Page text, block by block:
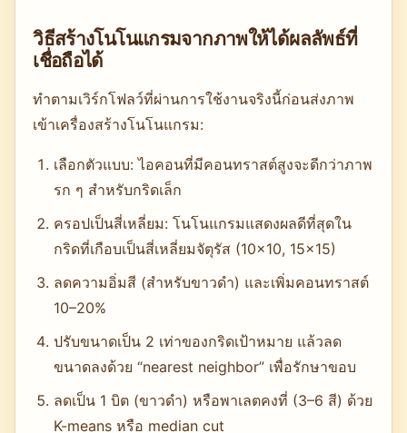
วิธีสร้างโนโนแกรมจากภาพให้ได้ผลลัพธ์ที่
เชื่อถือได้
ทำตามเวิร์กโฟลว์ที่ผ่านการใช้งานจริงนี้ก่อนส่งภาพ
เข้าเครื่องสร้างโนโนแกรม:
เลือกตัวแบบ: ไอคอนที่มีคอนทราสต์สูงจะดีกว่าภาพ
รก ๆ สำหรับกริดเล็ก
ครอปเป็นสี่เหลี่ยม: โนโนแกรมแสดงผลดีที่สุดใน
กริดที่เกือบเป็นสี่เหลี่ยมจัตุรัส (10×10, 15×15)
ลดความอิ่มสี (สำหรับขาวดำ) และเพิ่มคอนทราสต์
10–20%
ปรับขนาดเป็น 2 เท่าของกริดเป้าหมาย แล้วลด
ขนาดลงด้วย “nearest neighbor” เพื่อรักษาขอบ
ลดเป็น 1 บิต (ขาวดำ) หรือพาเลตคงที่ (3–6 สี) ด้วย
K-means หรือ median cut